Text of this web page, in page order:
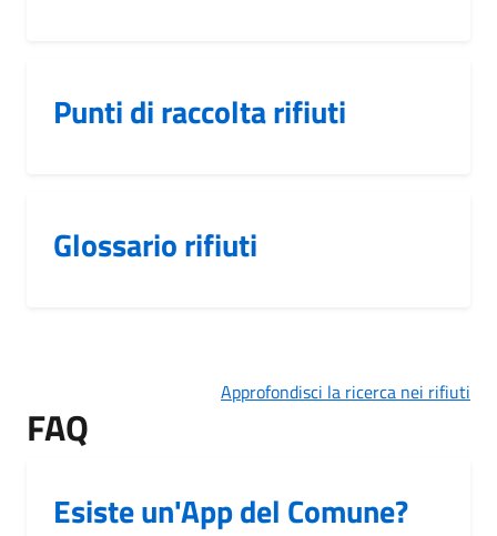
Punti di raccolta rifiuti
Glossario rifiuti
Approfondisci la ricerca nei rifiuti
FAQ
Esiste un'App del Comune?